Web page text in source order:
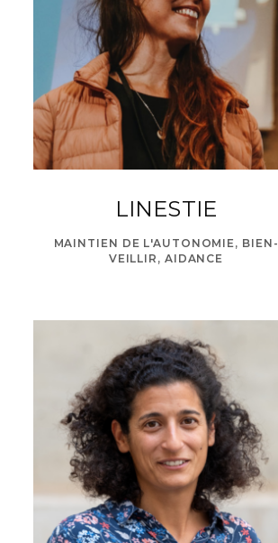
LINESTIE
MAINTIEN DE L'AUTONOMIE, BIEN-
VEILLIR, AIDANCE